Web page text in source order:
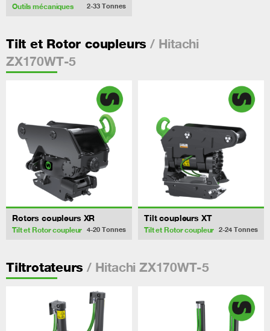
Outils mécaniques 2-33 Tonnes
Tilt et Rotor coupleurs / Hitachi
ZX170WT-5
Rotors coupleurs XR
Tilt et Rotor coupleur 4-20 Tonnes
Tilt coupleurs XT
Tilt et Rotor coupleur 2-24 Tonnes
Tiltrotateurs / Hitachi ZX170WT-5